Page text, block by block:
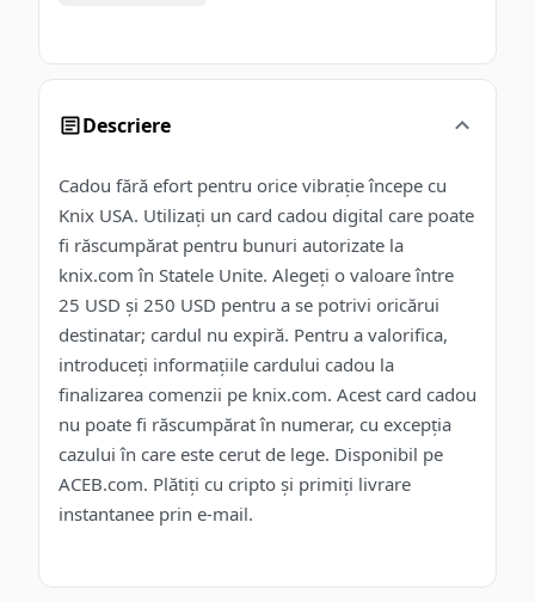
Descriere
Cadou fără efort pentru orice vibrație începe cu
Knix USA. Utilizați un card cadou digital care poate
fi răscumpărat pentru bunuri autorizate la
knix.com în Statele Unite. Alegeți o valoare între
25 USD și 250 USD pentru a se potrivi oricărui
destinatar; cardul nu expiră. Pentru a valorifica,
introduceți informațiile cardului cadou la
finalizarea comenzii pe knix.com. Acest card cadou
nu poate fi răscumpărat în numerar, cu excepția
cazului în care este cerut de lege. Disponibil pe
ACEB.com. Plătiți cu cripto și primiți livrare
instantanee prin e-mail.